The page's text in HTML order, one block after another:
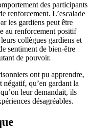
des participants
renforcement. L’escalade
les gardiens peut être
au renforcement positif
collègues gardiens et
sentiment de bien-être
de pouvoir.
ont pu apprendre,
qu’en gardant la
leur demandait, ils
désagréables.